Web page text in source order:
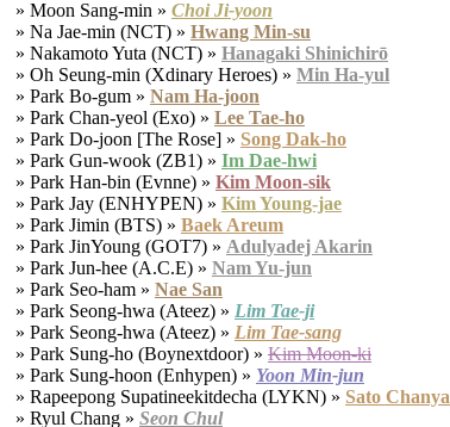
» Moon Sang-min » Choi Ji-yoon
» Na Jae-min (NCT) » Hwang Min-su
» Nakamoto Yuta (NCT) » Hanagaki Shinichirō
» Oh Seung-min (Xdinary Heroes) » Min Ha-yul
» Park Bo-gum » Nam Ha-joon
» Park Chan-yeol (Exo) » Lee Tae-ho
» Park Do-joon [The Rose] » Song Dak-ho
» Park Gun-wook (ZB1) » Im Dae-hwi
» Park Han-bin (Evnne) » Kim Moon-sik
» Park Jay (ENHYPEN) » Kim Young-jae
» Park Jimin (BTS) » Baek Areum
» Park JinYoung (GOT7) » Adulyadej Akarin
» Park Jun-hee (A.C.E) » Nam Yu-jun
» Park Seo-ham » Nae San
» Park Seong-hwa (Ateez) » Lim Tae-ji
» Park Seong-hwa (Ateez) » Lim Tae-sang
» Park Sung-ho (Boynextdoor) » Kim Moon-ki
» Park Sung-hoon (Enhypen) » Yoon Min-jun
» Rapeepong Supatineekitdecha (LYKN) » Sato Chanya
» Ryul Chang » Seon Chul